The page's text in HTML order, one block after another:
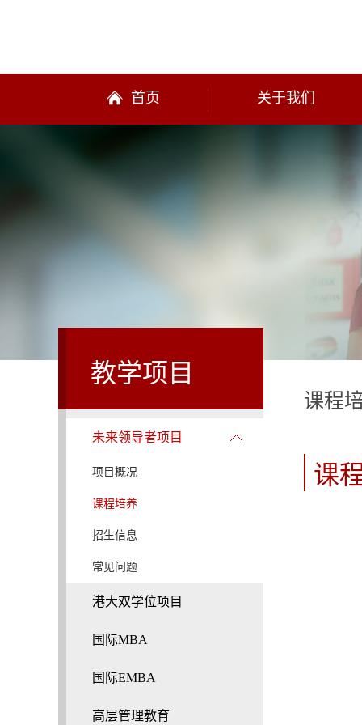
首页 关于我们
教学项目
未来领导者项目
项目概况
课程培养
招生信息
常见问题
港大双学位项目
国际MBA
国际EMBA
高层管理教育
课程
课